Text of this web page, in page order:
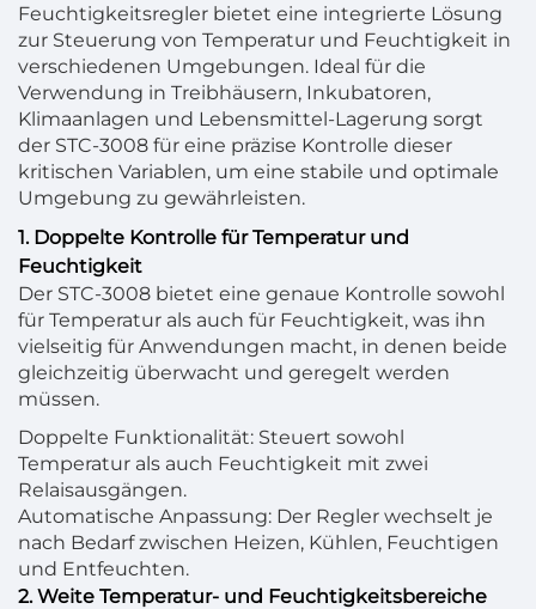
Feuchtigkeitsregler bietet eine integrierte Lösung
zur Steuerung von Temperatur und Feuchtigkeit in
verschiedenen Umgebungen. Ideal für die
Verwendung in Treibhäusern, Inkubatoren,
Klimaanlagen und Lebensmittel-Lagerung sorgt
der STC-3008 für eine präzise Kontrolle dieser
kritischen Variablen, um eine stabile und optimale
Umgebung zu gewährleisten.
1. Doppelte Kontrolle für Temperatur und
Feuchtigkeit
Der STC-3008 bietet eine genaue Kontrolle sowohl
für Temperatur als auch für Feuchtigkeit, was ihn
vielseitig für Anwendungen macht, in denen beide
gleichzeitig überwacht und geregelt werden
müssen.
Doppelte Funktionalität: Steuert sowohl
Temperatur als auch Feuchtigkeit mit zwei
Relaisausgängen.
Automatische Anpassung: Der Regler wechselt je
nach Bedarf zwischen Heizen, Kühlen, Feuchtigen
und Entfeuchten.
2. Weite Temperatur- und Feuchtigkeitsbereiche